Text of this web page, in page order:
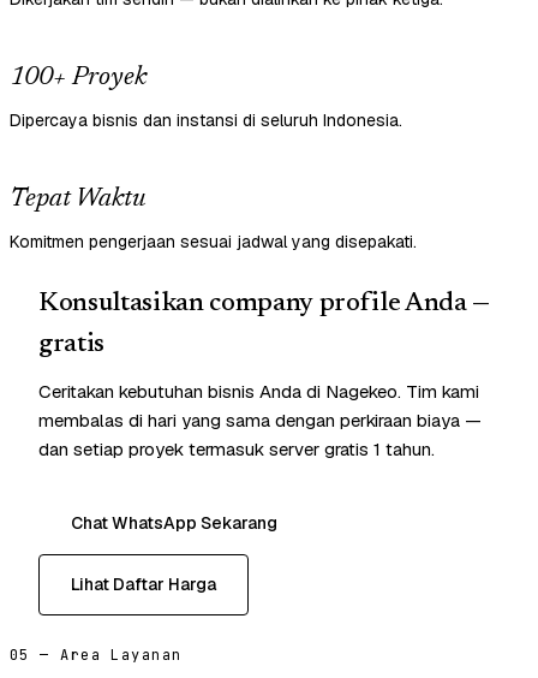
100+ Proyek
Dipercaya bisnis dan instansi di seluruh Indonesia.
Tepat Waktu
Komitmen pengerjaan sesuai jadwal yang disepakati.
Konsultasikan company profile Anda —
gratis
Ceritakan kebutuhan bisnis Anda di Nagekeo. Tim kami
membalas di hari yang sama dengan perkiraan biaya —
dan setiap proyek termasuk server gratis 1 tahun.
Chat WhatsApp Sekarang
Lihat Daftar Harga
05 — Area Layanan